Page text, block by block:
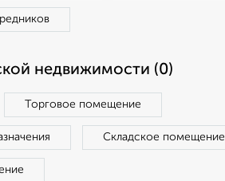
недвижимости (0)
Торговое помещение
Складское помещение